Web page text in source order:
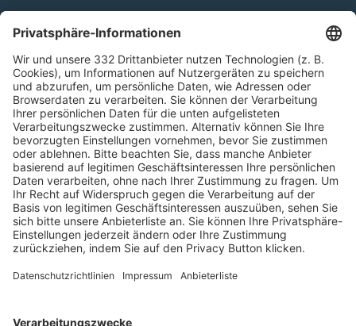
Kontakt
HÄUFIG BESUCHTE SEITEN
Pässe und Vereinswechsel
Trainerausbildung
Schulungsangebot Vereinsmitarbeiter
BFV-Geschäftsstellen
Trainerbörse
Login SpielPlus
FOLGE DEM BFV